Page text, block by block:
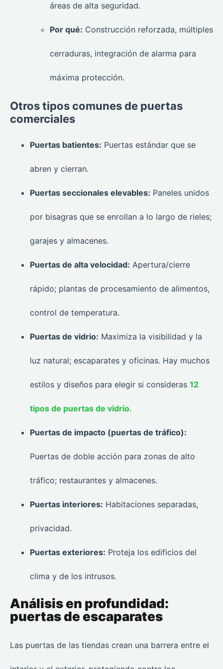
áreas de alta seguridad.
Por qué: Construcción reforzada, múltiples
cerraduras, integración de alarma para
máxima protección.
Otros tipos comunes de puertas
comerciales
Puertas batientes: Puertas estándar que se
abren y cierran.
Puertas seccionales elevables: Paneles unidos
por bisagras que se enrollan a lo largo de rieles;
garajes y almacenes.
Puertas de alta velocidad: Apertura/cierre
rápido; plantas de procesamiento de alimentos,
control de temperatura.
Puertas de vidrio: Maximiza la visibilidad y la
luz natural; escaparates y oficinas. Hay muchos
estilos y diseños para elegir si consideras 12
tipos de puertas de vidrio.
Puertas de impacto (puertas de tráfico):
Puertas de doble acción para zonas de alto
tráfico; restaurantes y almacenes.
Puertas interiores: Habitaciones separadas,
privacidad.
Puertas exteriores: Proteja los edificios del
clima y de los intrusos.
Análisis en profundidad:
puertas de escaparates
Las puertas de las tiendas crean una barrera entre el